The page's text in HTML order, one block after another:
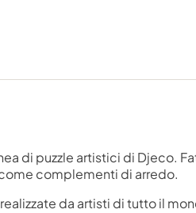
di puzzle artistici di Djeco.
complementi di arredo.
da artisti di tutto il